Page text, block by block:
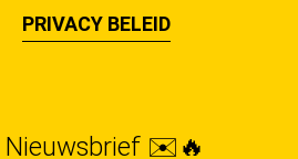
PRIVACY BELEID
Nieuwsbrief ✉️🔥